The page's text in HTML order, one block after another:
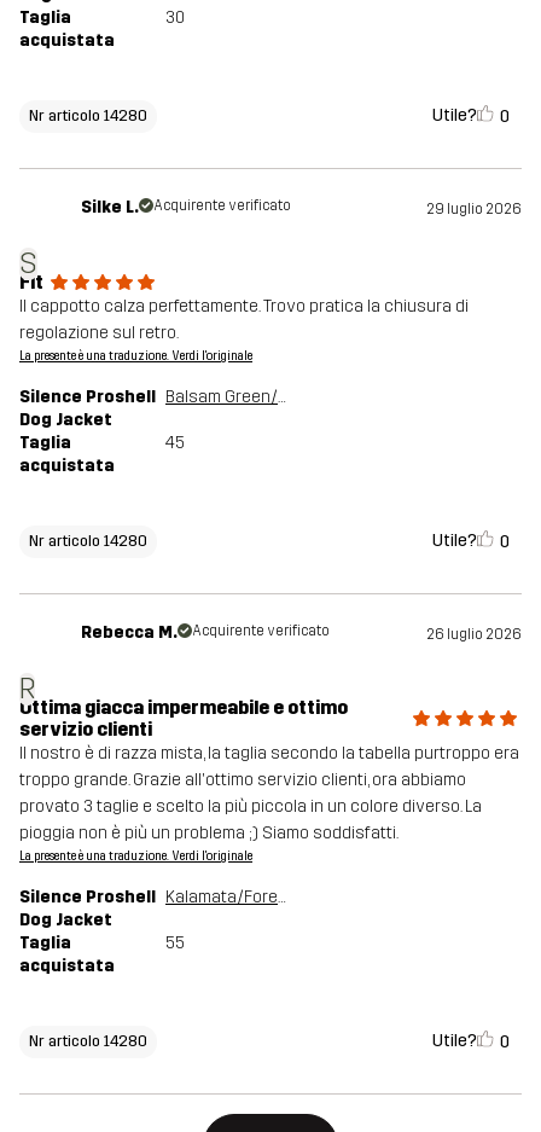
Taglia
acquistata
30
Nr articolo 14280 Utile? 0
S
Silke L. Acquirente verificato 29 luglio 2026
Fit
Il cappotto calza perfettamente. Trovo pratica la chiusura di
regolazione sul retro.
La presente è una traduzione. Verdi l'originale
Silence Proshell
Dog Jacket
Balsam Green/Shadow
Taglia
acquistata
45
Nr articolo 14280 Utile? 0
R
Rebecca M. Acquirente verificato 26 luglio 2026
Ottima giacca impermeabile e ottimo
servizio clienti
Il nostro è di razza mista, la taglia secondo la tabella purtroppo era
troppo grande. Grazie all'ottimo servizio clienti, ora abbiamo
provato 3 taglie e scelto la più piccola in un colore diverso. La
pioggia non è più un problema ;) Siamo soddisfatti.
La presente è una traduzione. Verdi l'originale
Silence Proshell
Dog Jacket
Kalamata/Forest Night
Taglia
acquistata
55
Nr articolo 14280 Utile? 0